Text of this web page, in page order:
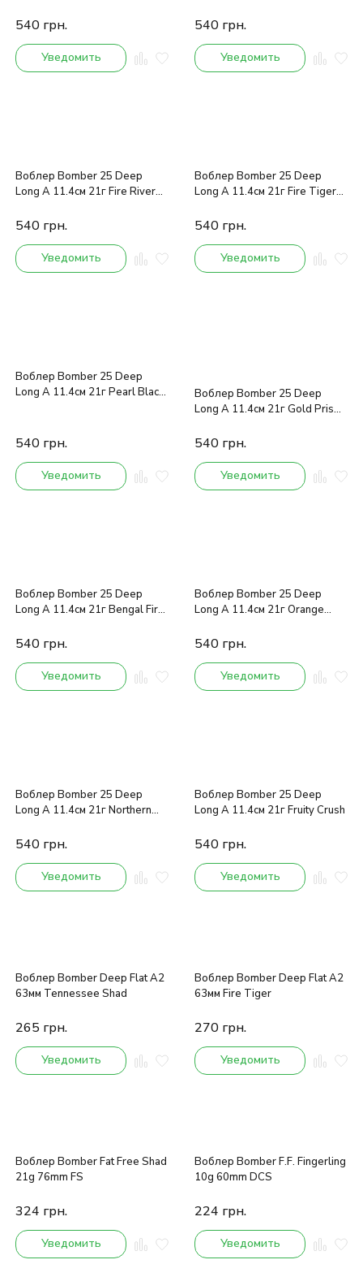
540 грн.
Уведомить
540 грн.
Уведомить
Воблер Bomber 25 Deep
Long A 11.4см 21г Fire River
540 грн.
Уведомить
Воблер Bomber 25 Deep
Long A 11.4см 21г Fire Tiger
540 грн.
Уведомить
Воблер Bomber 25 Deep
Long A 11.4см 21г Pearl Black
540 грн.
Уведомить
Воблер Bomber 25 Deep
Long A 11.4см 21г Gold Prism
Belly
540 грн.
Уведомить
Воблер Bomber 25 Deep
Long A 11.4см 21г Bengal Fire
540 грн.
Уведомить
Воблер Bomber 25 Deep
Long A 11.4см 21г Orange
540 грн.
Уведомить
Воблер Bomber 25 Deep
Long A 11.4см 21г Northern
540 грн.
Уведомить
Воблер Bomber 25 Deep
Long A 11.4см 21г Fruity Crush
540 грн.
Уведомить
Воблер Bomber Deep Flat A2
63мм Tennessee Shad
265 грн.
Уведомить
Воблер Bomber Deep Flat A2
63мм Fire Tiger
270 грн.
Уведомить
Воблер Bomber Fat Free Shad
21g 76mm FS
324 грн.
Уведомить
Воблер Bomber F.F. Fingerling
10g 60mm DCS
224 грн.
Уведомить